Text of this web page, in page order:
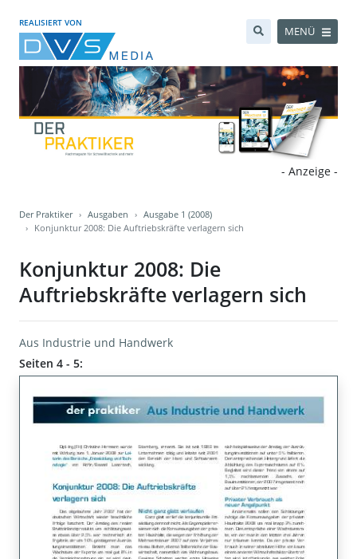
REALISIERT VON
MENÜ
- Anzeige -
Der Praktiker Ausgaben
Ausgabe 1 (2008)
Konjunktur 2008: Die Auftriebskräfte verlagern sich
Konjunktur 2008: Die
Auftriebskräfte verlagern sich
Aus Industrie und Handwerk
Seiten 4 - 5: